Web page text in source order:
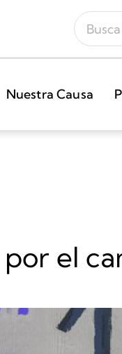
Nuestra Causa
el